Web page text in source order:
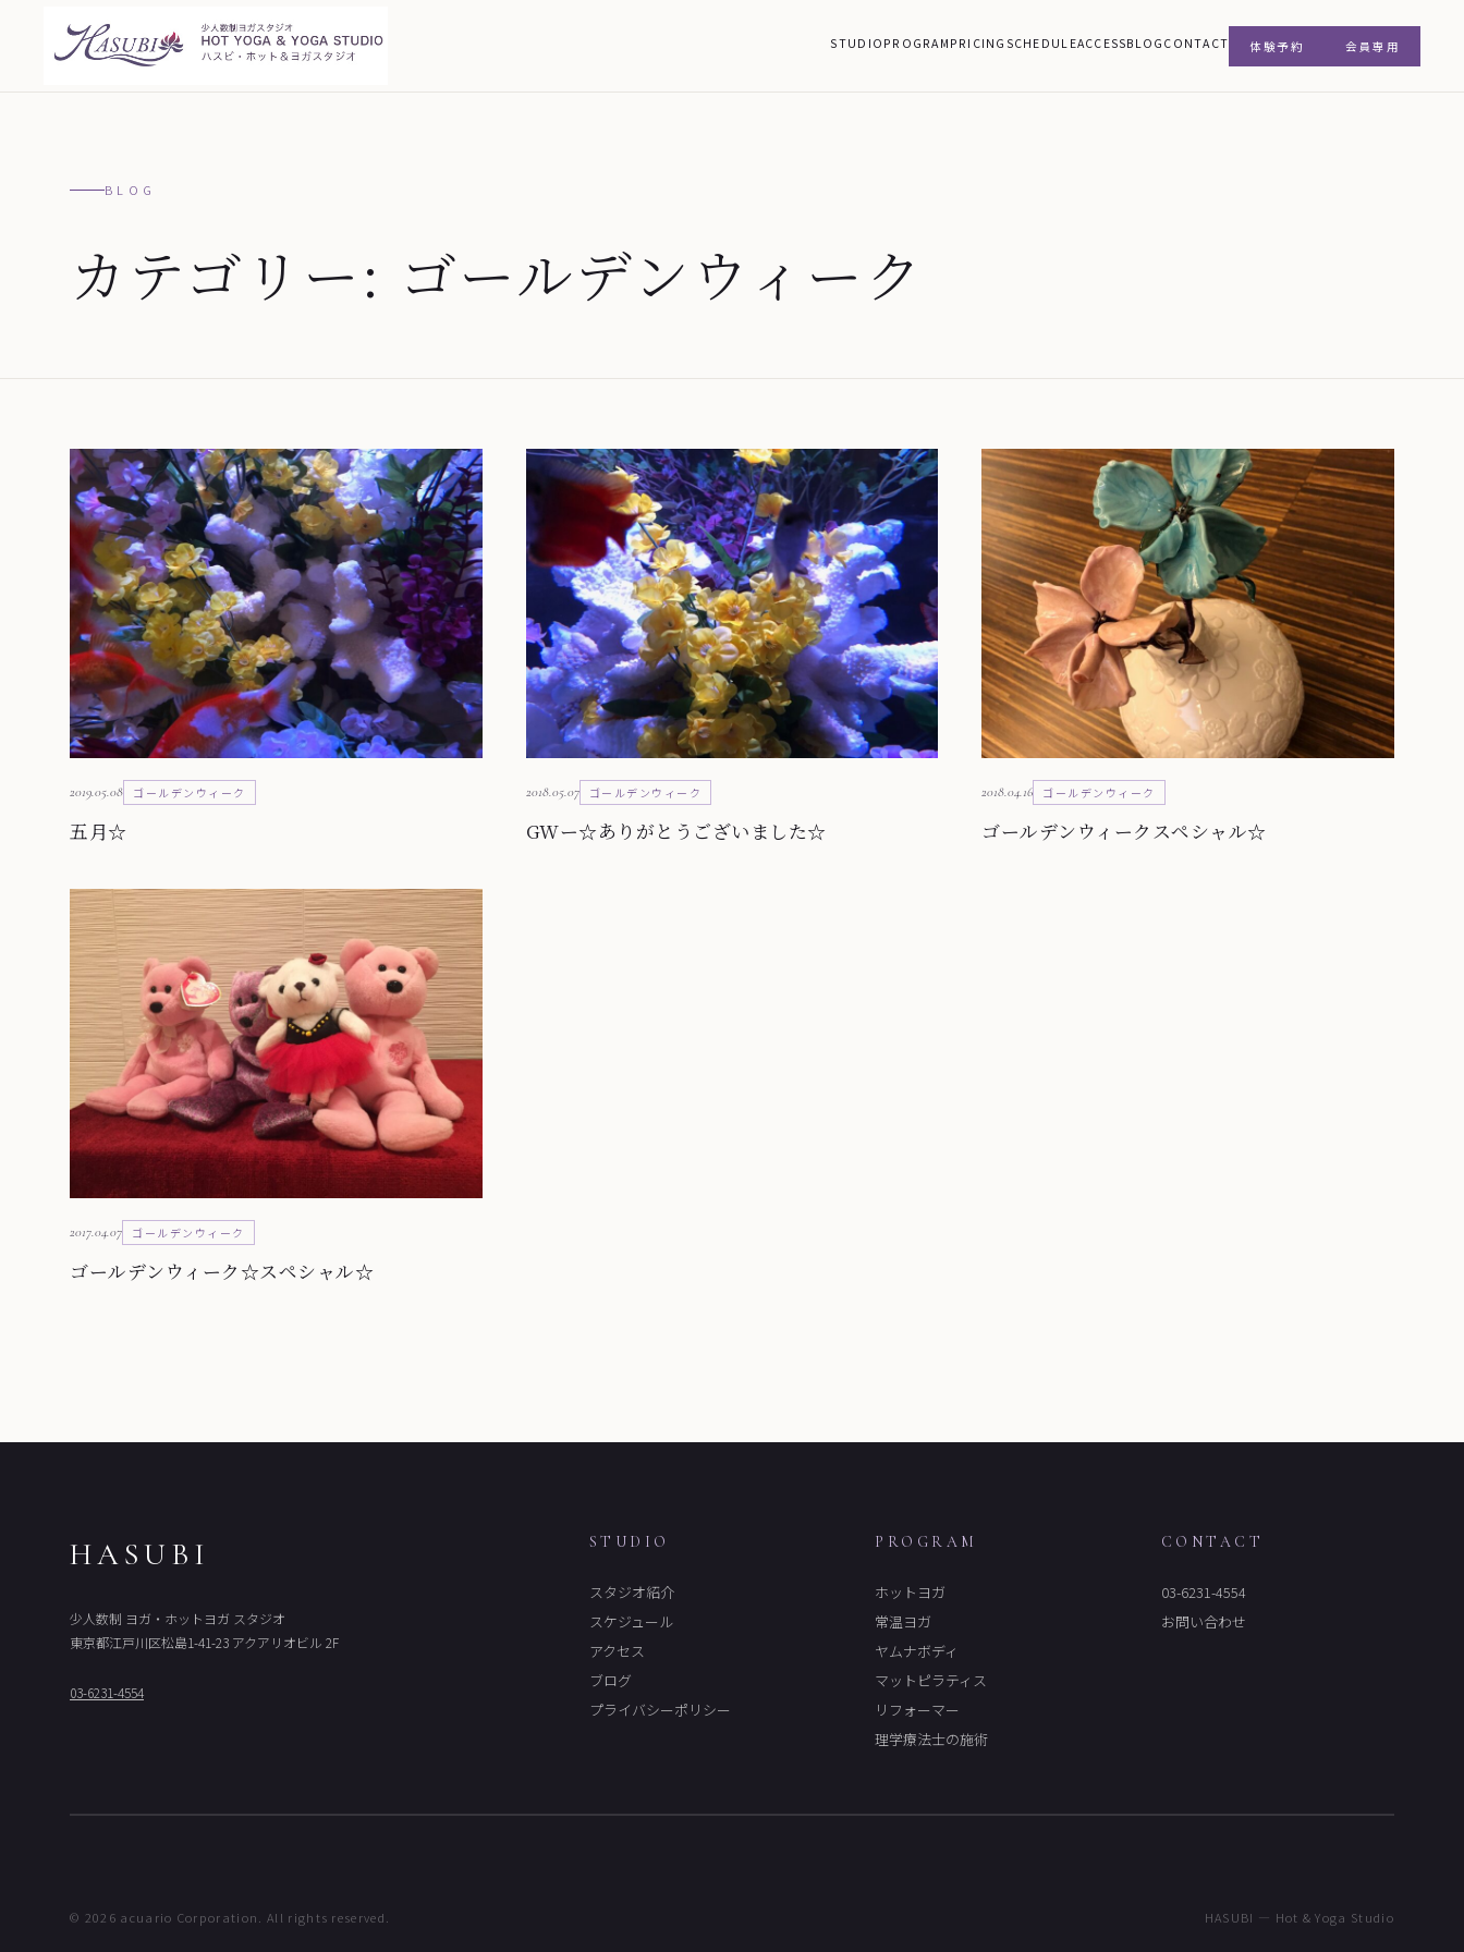
STUDIO PROGRAM PRICING SCHEDULEACCESSBLOG CONTACT 体験予約 会員専用
BLOG
カテゴリー: ゴールデンウィーク
2019.05.08 ゴールデンウィーク
五月☆
2018.05.07 ゴールデンウィーク
GWー☆ありがとうございました☆
2018.04.16 ゴールデンウィーク
ゴールデンウィークスペシャル☆
2017.04.07 ゴールデンウィーク
ゴールデンウィーク☆スペシャル☆
HASUBI
少人数制 ヨガ・ホットヨガ スタジオ
東京都江戸川区松島1-41-23 アクアリオビル 2F
03-6231-4554
STUDIO
スタジオ紹介
スケジュール
アクセス
ブログ
プライバシーポリシー
PROGRAM
ホットヨガ
常温ヨガ
ヤムナボディ
マットピラティス
リフォーマー
理学療法士の施術
CONTACT
03-6231-4554
お問い合わせ
© 2026 acuario Corporation. All rights reserved. HASUBI — Hot & Yoga Studio